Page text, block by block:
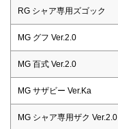
RG シャア専用ズゴック
MG グフ Ver.2.0
MG 百式 Ver.2.0
MG サザビー Ver.Ka
MG シャア専用ザク Ver.2.0